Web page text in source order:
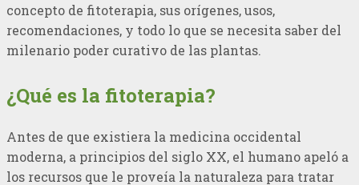
concepto de fitoterapia, sus orígenes, usos,
recomendaciones, y todo lo que se necesita saber del
milenario poder curativo de las plantas.
¿Qué es la fitoterapia?
Antes de que existiera la medicina occidental
moderna, a principios del siglo XX, el humano apeló a
los recursos que le proveía la naturaleza para tratar